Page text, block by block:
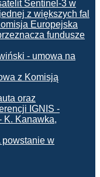
fundusze
z Komisją
powstanie w